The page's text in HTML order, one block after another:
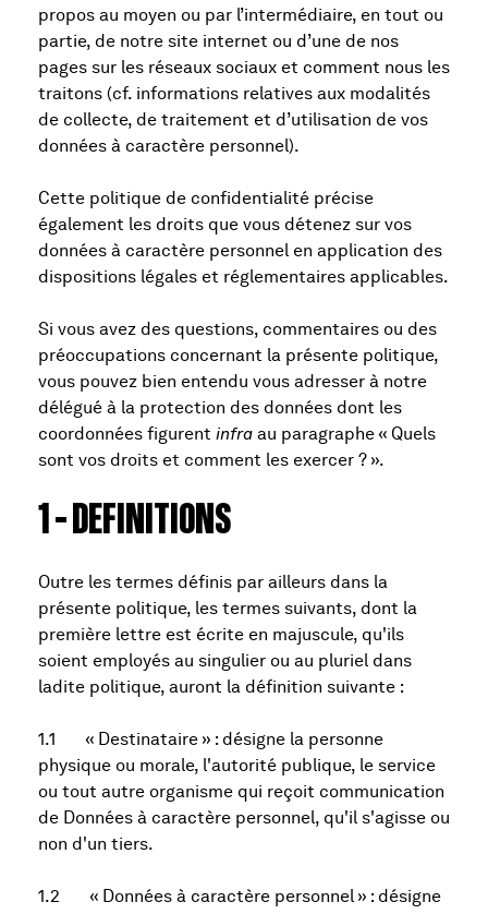
propos au moyen ou par l’intermédiaire, en tout ou
partie, de notre site internet ou d’une de nos
pages sur les réseaux sociaux et comment nous les
traitons (cf. informations relatives aux modalités
de collecte, de traitement et d’utilisation de vos
données à caractère personnel).
Cette politique de confidentialité précise
également les droits que vous détenez sur vos
données à caractère personnel en application des
dispositions légales et réglementaires applicables.
Si vous avez des questions, commentaires ou des
préoccupations concernant la présente politique,
vous pouvez bien entendu vous adresser à notre
délégué à la protection des données dont les
coordonnées figurent infra au paragraphe « Quels
sont vos droits et comment les exercer ? ».
1 – DEFINITIONS
Outre les termes définis par ailleurs dans la
présente politique, les termes suivants, dont la
première lettre est écrite en majuscule, qu'ils
soient employés au singulier ou au pluriel dans
ladite politique, auront la définition suivante :
1.1 « Destinataire » : désigne la personne
physique ou morale, l'autorité publique, le service
ou tout autre organisme qui reçoit communication
de Données à caractère personnel, qu'il s'agisse ou
non d'un tiers.
1.2 « Données à caractère personnel » : désigne